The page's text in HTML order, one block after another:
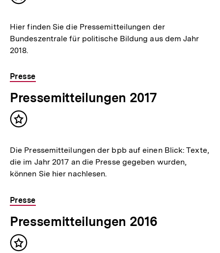
Hier finden Sie die Pressemitteilungen der
Bundeszentrale für politische Bildung aus dem Jahr
2018.
Presse
Pressemitteilungen 2017
Inhalt
Die Pressemitteilungen der bpb auf einen Blick: Texte,
die im Jahr 2017 an die Presse gegeben wurden,
können Sie hier nachlesen.
Presse
Pressemitteilungen 2016
Inhalt